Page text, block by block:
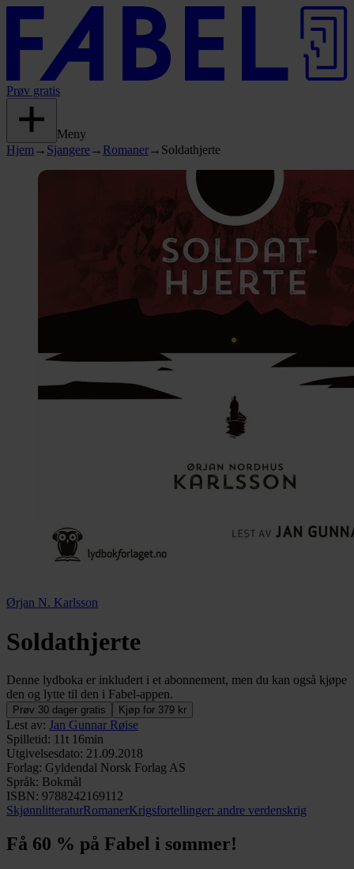
Prøv gratis
Meny
Hjem → Sjangere→ Romaner→ Soldathjerte
Ørjan N. Karlsson
Soldathjerte
Denne lydboka er inkludert i et abonnement, men du kan også kjøpe
den og lytte til den i Fabel-appen.
Prøv 30 dager gratis Kjøp for 379 kr
Lest av: Jan Gunnar Røise
Spilletid: 11t 16min
Utgivelsesdato: 21.09.2018
Forlag: Gyldendal Norsk Forlag AS
Språk: Bokmål
ISBN: 9788242169112
SkjønnlitteraturRomanerKrigsfortellinger: andre verdenskrig
Få 60 % på Fabel i sommer!